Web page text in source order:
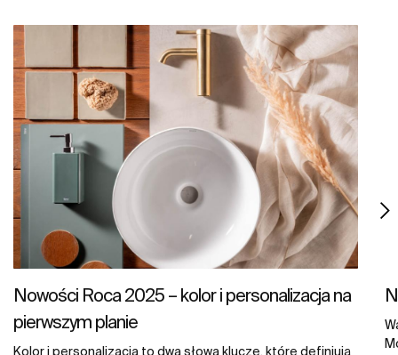
Nowości Roca 2025 – kolor i personalizacja na
pierwszym planie
Kolor i personalizacja to dwa słowa klucze, które definiują